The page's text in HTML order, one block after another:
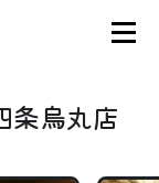
条烏丸店